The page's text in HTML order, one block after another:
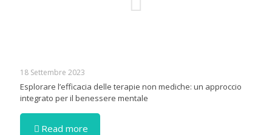
18 Settembre 2023
Esplorare l’efficacia delle terapie non mediche: un approccio
integrato per il benessere mentale
Read more